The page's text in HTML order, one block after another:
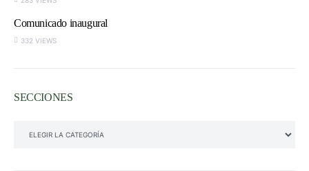
Comunicado inaugural
332 VIEWS
SECCIONES